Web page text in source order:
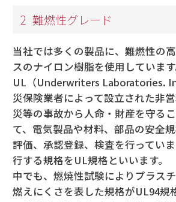
2 難燃性グレード
当社では多くの製品に、難燃性の
スのナイロン樹脂を使用しています
UL（Underwriters Laboratories.
災保険業者によって設立された非
災等の事故から人命・財産を守る
て、電気製品や材料、部品の安全
評価、承認登録、検査を行ってい
行する規格をUL規格といいます。
中でも、燃焼性試験によりプラス
燃えにくさを表した規格がUL94規